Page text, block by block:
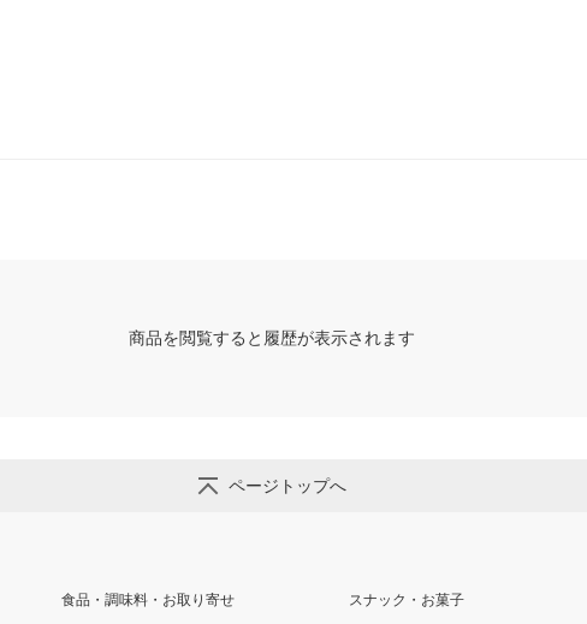
商品を閲覧すると履歴が表示されます
ページトップへ
食品・調味料・お取り寄せ スナック・お菓子